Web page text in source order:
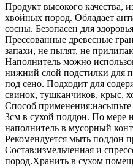
Продукт высокого качества,
хвойных пород. Обладает
сосны. Безопасен для
Прессованные древесные
запахи, не пылят, не
Наполнитель можно
нижний слой подстилки для
под сено. Подходит для
свинок, тушканчиков, крыс,
Способ
3см в сухой поддон. По мере
наполнитель в мусорный
Рекомендуется мыть поддон
Состав:измельченная и
пород.Хранить в сухом